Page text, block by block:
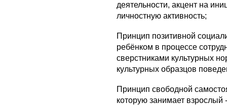
деятельности, акцент на
личностную активность;
Принцип позитивной
ребёнком в процессе
сверстниками культурных
культурных образцов
Принцип свободной
которую занимает взрослый